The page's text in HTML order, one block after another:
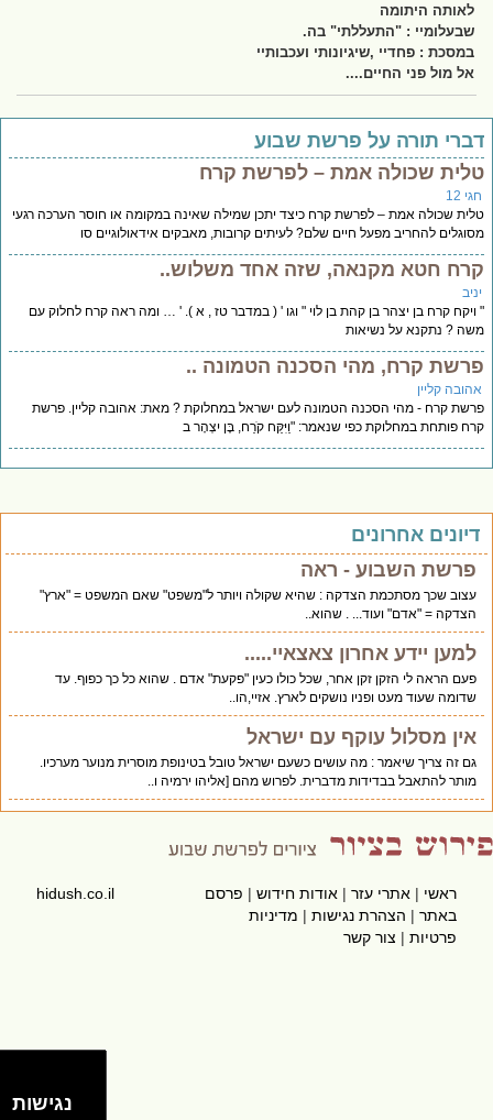
לאותה היתומה
שבעלומיי : "התעללתי" בה.
במסכת : פחדיי ,שיגיונותי ועכבותיי
אל מול פני החיים....
תורה על פרשת שבוע
שכולה אמת – לפרשת קרח
12
שכולה אמת – לפרשת קרח כיצד יתכן שמילה שאינה במקומה או חוסר הערכה רגעי
להחריב מפעל חיים שלם? לעיתים קרובות, מאבקים אידאולוגיים סו
חטא מקנאה, שזה אחד משלוש..
קרח בן יצהר בן קהת בן לוי " וגו ' ( במדבר טז , א ). ' … ומה ראה קרח לחלוק עם
? נתקנא על נשיאות
קרח, מהי הסכנה הטמונה ..
קליין
קרח - מהי הסכנה הטמונה לעם ישראל במחלוקת ? מאת: אהובה קליין. פרשת
פותחת במחלוקת כפי שנאמר: "וַיִּקַּח קֹרַח, בֶּן יִצְהָר ב
אחרונים
פרשת השבוע - ראה
עצוב שכך מסתכמת הצדקה : שהיא שקולה ויותר ל"משפט" שאם המשפט = "ארץ"
הצדקה = "אדם" ועוד... . שהוא..
למען יידע אחרון צאצאיי.....
פעם הראה לי הזקן זקן אחר, שכל כולו כעין "פקעת" אדם . שהוא כל כך כפוף. עד
שדומה שעוד מעט ופניו נושקים לארץ. אזיי,הו..
אין מסלול עוקף עם ישראל
גם זה צריך שיאמר : מה עושים כשעם ישראל טובל בטינופת מוסרית מנוער מערכיו.
מותר להתאבל בבדידות מדברית. לפרוש מהם [אליהו ירמיה ו..
ראשי|אתרי עזר|אודות חידוש|פרסם
באתר|הצהרת נגישות|מדיניות
פרטיות|צור קשר
hidush.co.il
נגישות